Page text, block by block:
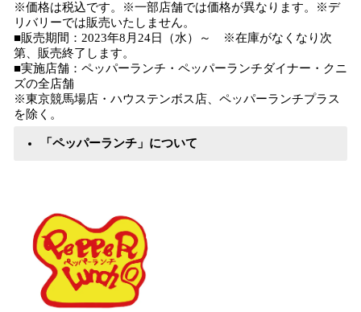
※価格は税込です。※一部店舗では価格が異なります。※デ
リバリーでは販売いたしません。
■販売期間：2023年8月24日（水）～ ※在庫がなくなり次
第、販売終了します。
■実施店舗：ペッパーランチ・ペッパーランチダイナー・クニ
ズの全店舗
※東京競馬場店・ハウステンボス店、ペッパーランチプラス
を除く。
「ペッパーランチ」について